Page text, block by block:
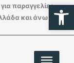
παραγγελίες
και άνω των